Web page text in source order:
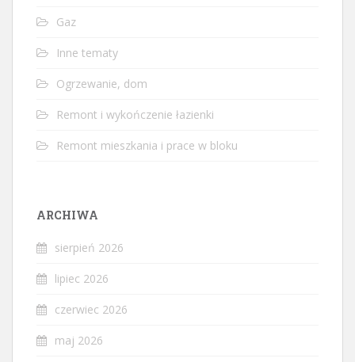
Gaz
Inne tematy
Ogrzewanie, dom
Remont i wykończenie łazienki
Remont mieszkania i prace w bloku
ARCHIWA
sierpień 2026
lipiec 2026
czerwiec 2026
maj 2026